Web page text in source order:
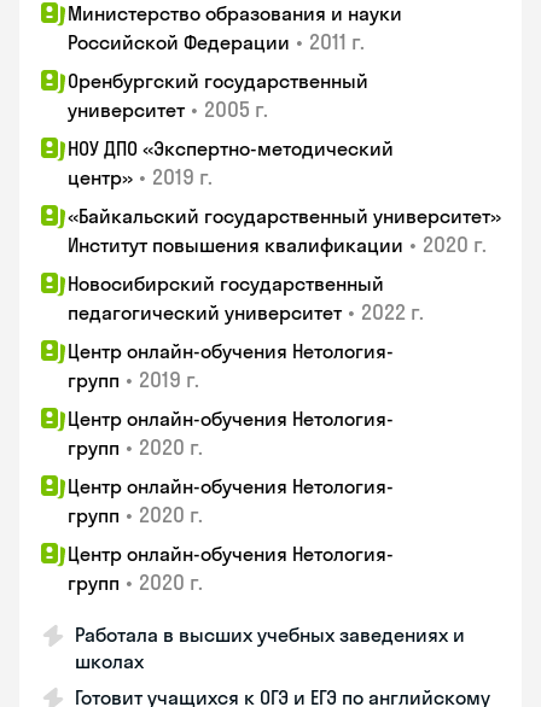
Министерство образования и науки
Российской Федерации • 2011 г.
Оренбургский государственный
университет • 2005 г.
НОУ ДПО «Экспертно-методический
центр» • 2019 г.
«Байкальский государственный университет»
Институт повышения квалификации • 2020 г.
Новосибирский государственный
педагогический университет • 2022 г.
Центр онлайн-обучения Нетология-
групп • 2019 г.
Центр онлайн-обучения Нетология-
групп • 2020 г.
Центр онлайн-обучения Нетология-
групп • 2020 г.
Центр онлайн-обучения Нетология-
групп • 2020 г.
Работала в высших учебных заведениях и
школах
Готовит учащихся к ОГЭ и ЕГЭ по английскому